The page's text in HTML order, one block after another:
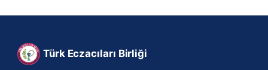
Türk Eczacıları Birliği